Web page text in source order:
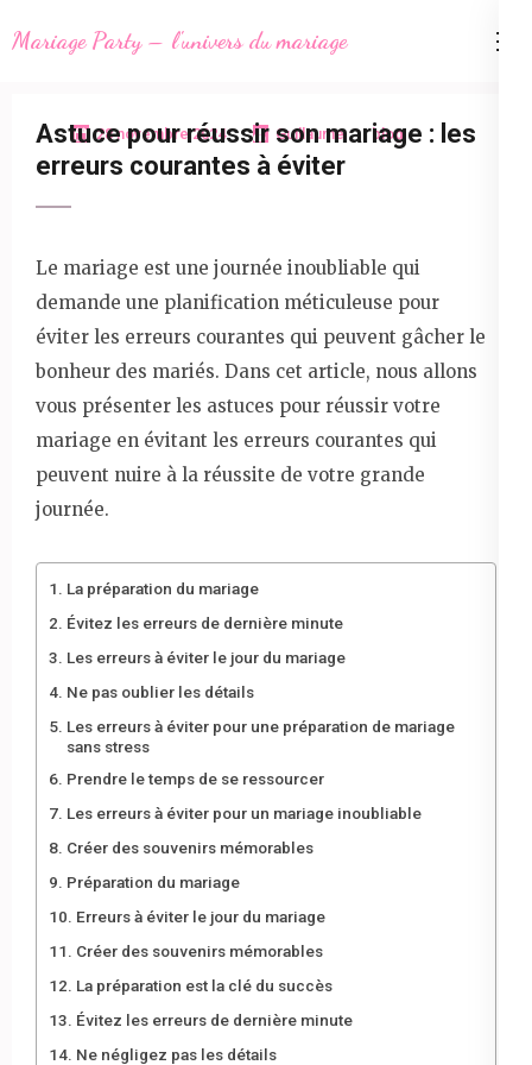
au
(Pressez
Mariage Party – l'univers du mariage
28 novembre 2024 Guillaume blog
Astuce pour réussir son mariage : les
erreurs courantes à éviter
Le mariage est une journée inoubliable qui
demande une planification méticuleuse pour
éviter les erreurs courantes qui peuvent gâcher le
bonheur des mariés. Dans cet article, nous allons
vous présenter les astuces pour réussir votre
mariage en évitant les erreurs courantes qui
peuvent nuire à la réussite de votre grande
journée.
La préparation du mariage
Évitez les erreurs de dernière minute
Les erreurs à éviter le jour du mariage
Ne pas oublier les détails
Les erreurs à éviter pour une préparation de mariage
sans stress
Prendre le temps de se ressourcer
Les erreurs à éviter pour un mariage inoubliable
Créer des souvenirs mémorables
Préparation du mariage
Erreurs à éviter le jour du mariage
Créer des souvenirs mémorables
La préparation est la clé du succès
Évitez les erreurs de dernière minute
Ne négligez pas les détails